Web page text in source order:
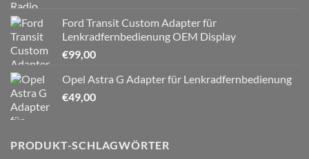
Ford Transit Custom Adapter für
Lenkradfernbedienung OEM Display
€99,00
Opel Astra G Adapter für Lenkradfernbedienung
€49,00
PRODUKT-SCHLAGWÖRTER